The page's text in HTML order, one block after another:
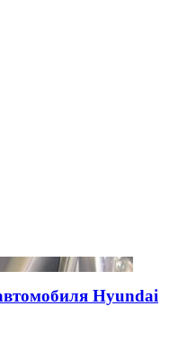
Hyundai